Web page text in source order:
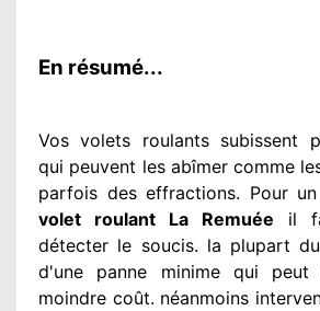
En résumé...
Vos volets roulants subissent
qui peuvent les abîmercomme
parfois des effractions. Pour un
volet roulant La Remuée il
détecter le soucis. la plupart
d'une panne minime qui peut
moindre coût. néanmoins